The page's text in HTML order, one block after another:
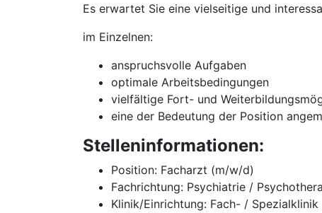
Es erwartet Sie eine vielseitige und
im Einzelnen:
anspruchsvolle Aufgaben
optimale Arbeitsbedingungen
vielfältige Fort- und
eine der Bedeutung der Position
Stelleninformationen:
Position: Facharzt (m/w/d)
Fachrichtung: Psychiatrie /
Klinik/Einrichtung: Fach- / Spezialklinik